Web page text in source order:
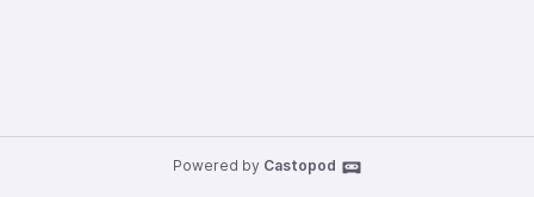
Powered by Castopod